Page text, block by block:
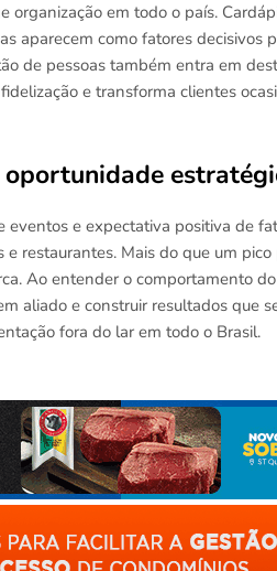
organização em todo o país.
aparecem como fatores decisivos
de pessoas também entra em
e transforma clientes
e expectativa positiva de
restaurantes. Mais do que um
Ao entender o comportamento
aliado e construir resultados que
fora do lar em todo o Brasil.